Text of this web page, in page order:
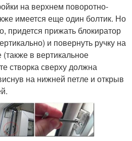
на верхнем поворотно-
имеется еще один болтик. Но
придется прижать блокиратор
и повернуть ручку на
в вертикальное
створка сверху должна
на нижней петле и открыв